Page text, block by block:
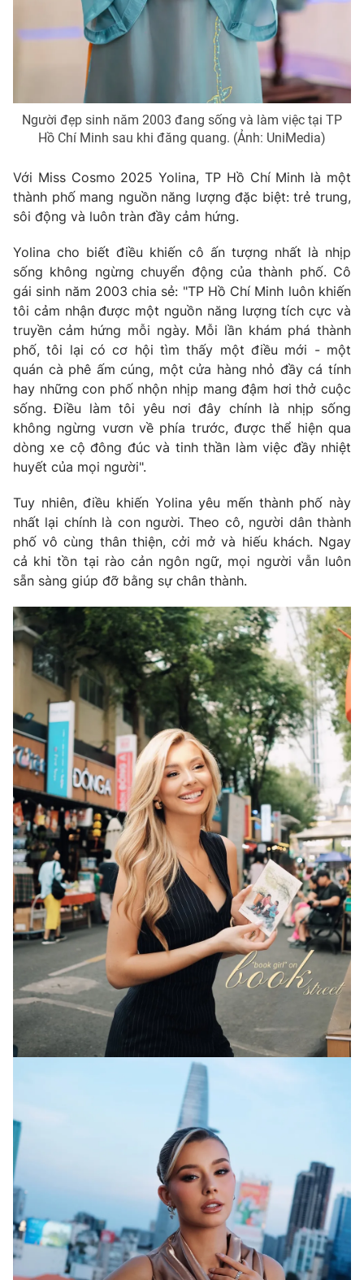
Người đẹp sinh năm 2003 đang sống và làm việc tại TP
Hồ Chí Minh sau khi đăng quang. (Ảnh: UniMedia)
Với Miss Cosmo 2025 Yolina, TP Hồ Chí Minh là một
thành phố mang nguồn năng lượng đặc biệt: trẻ trung,
sôi động và luôn tràn đầy cảm hứng.
Yolina cho biết điều khiến cô ấn tượng nhất là nhịp
sống không ngừng chuyển động của thành phố. Cô
gái sinh năm 2003 chia sẻ: "TP Hồ Chí Minh luôn khiến
tôi cảm nhận được một nguồn năng lượng tích cực và
truyền cảm hứng mỗi ngày. Mỗi lần khám phá thành
phố, tôi lại có cơ hội tìm thấy một điều mới - một
quán cà phê ấm cúng, một cửa hàng nhỏ đầy cá tính
hay những con phố nhộn nhịp mang đậm hơi thở cuộc
sống. Điều làm tôi yêu nơi đây chính là nhịp sống
không ngừng vươn về phía trước, được thể hiện qua
dòng xe cộ đông đúc và tinh thần làm việc đầy nhiệt
huyết của mọi người".
Tuy nhiên, điều khiến Yolina yêu mến thành phố này
nhất lại chính là con người. Theo cô, người dân thành
phố vô cùng thân thiện, cởi mở và hiếu khách. Ngay
cả khi tồn tại rào cản ngôn ngữ, mọi người vẫn luôn
sẵn sàng giúp đỡ bằng sự chân thành.